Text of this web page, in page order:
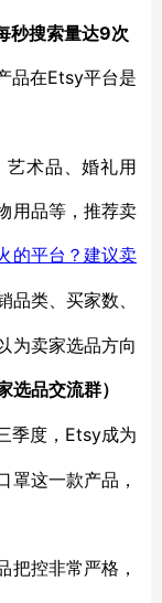
秒搜索量达9次
品在Etsy平台是
艺术品、婚礼用
用品等，推荐卖
的平台？建议卖
品类、买家数、
为卖家选品方向
选品交流群）
季度， Etsy成为
罩这一款产品，
把控非常严格，